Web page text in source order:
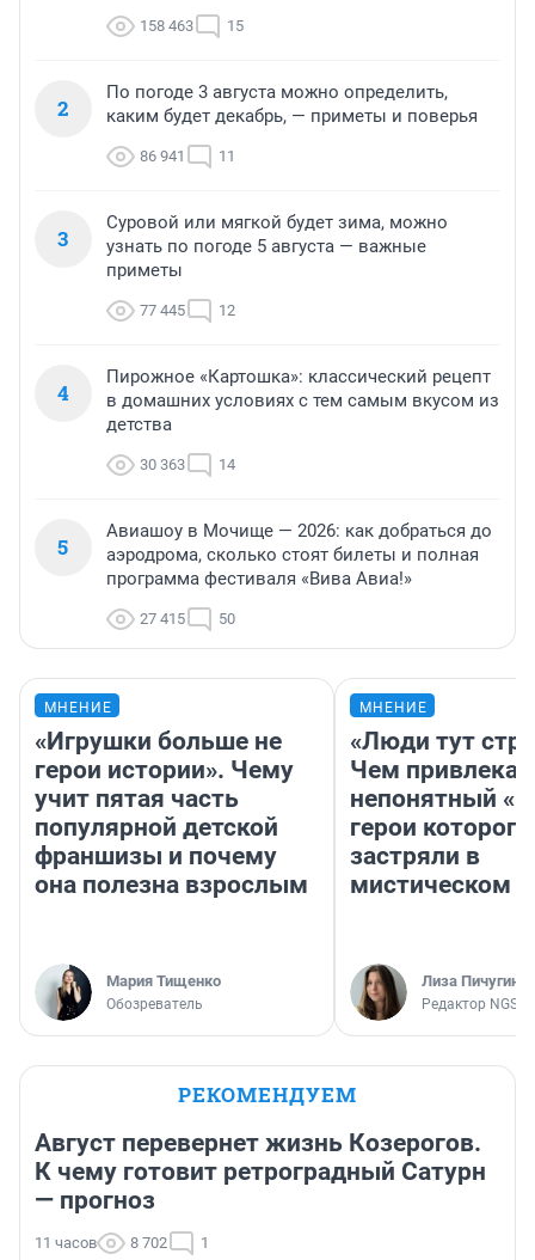
158 463 15
2
По погоде 3 августа можно определить,
каким будет декабрь, — приметы и поверья
86 941 11
3
Суровой или мягкой будет зима, можно
узнать по погоде 5 августа — важные
приметы
77 445 12
4
Пирожное «Картошка»: классический рецепт
в домашних условиях с тем самым вкусом из
детства
30 363 14
5
Авиашоу в Мочище — 2026: как добраться до
аэродрома, сколько стоят билеты и полная
программа фестиваля «Вива Авиа!»
27 415 50
МНЕНИЕ
«Игрушки больше не
герои истории». Чему
учит пятая часть
популярной детской
франшизы и почему
она полезна взрослым
Мария Тищенко
Обозреватель
МНЕНИЕ
«Люди тут
Чем
непонятный
герои которого
застряли в
мистическом
Лиза Пичугина
Редактор
РЕКОМЕНДУЕМ
Август перевернет жизнь Козерогов.
К чему готовит ретроградный Сатурн
— прогноз
11 часов 8 702 1